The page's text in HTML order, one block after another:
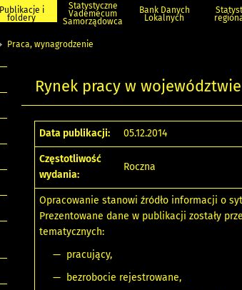
Publikacje i
foldery
Statystyczne
Vademecum
Samorządowca
Bank Danych
Lokalnych
Praca, wynagrodzenie
Rynek pracy w
Data publikacji: 05.12.2014
Częstotliwość
wydania:
Roczna
Opracowanie stanowi źródło informacji o
Prezentowane dane w publikacji zostały
tematycznych:
— pracujący,
— bezrobocie rejestrowane,